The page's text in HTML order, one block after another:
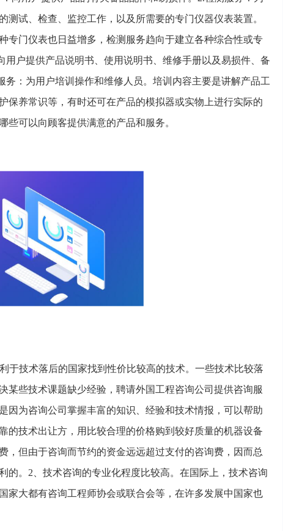
测试、检查、监控工作，以及所需要的专门仪器仪表装置。
专门仪表也日益增多，检测服务趋向于建立各种综合性或专
用户提供产品说明书、使用说明书、维修手册以及易损件、备
务：为用户培训操作和维修人员。培训内容主要是讲解产品工
保养常识等，有时还可在产品的模拟器或实物上进行实际的
些可以向顾客提供满意的产品和服务。
于技术落后的国家找到性价比较高的技术。一些技术比较落
某些技术课题缺少经验，聘请外国工程咨询公司提供咨询服
因为咨询公司掌握丰富的知识、经验和技术情报，可以帮助
的技术出让方，用比较合理的价格购到较好质量的机器设备
，但由于咨询而节约的资金远远超过支付的咨询费，因而总
的。2、技术咨询的专业化程度比较高。在国际上，技术咨询
家大都有咨询工程师协会或联合会等，在许多发展中国家也